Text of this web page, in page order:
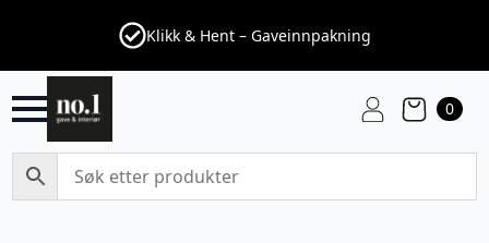
Klikk & Hent – Gaveinnpakning
0